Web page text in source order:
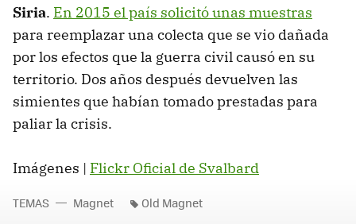
Siria. En 2015 el país solicitó unas muestras
para reemplazar una colecta que se vio dañada
por los efectos que la guerra civil causó en su
territorio. Dos años después devuelven las
simientes que habían tomado prestadas para
paliar la crisis.
Imágenes | Flickr Oficial de Svalbard
TEMAS Magnet Old Magnet